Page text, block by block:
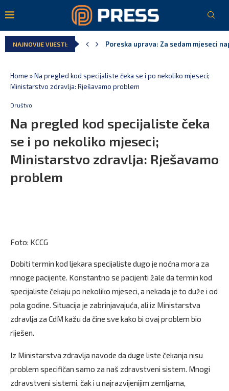
NAJNOVIJE VIJESTI:
Laković: Crna Gora nije dobila
Home »Na pregled kod specijaliste čeka se i po nekoliko mjeseci;
Ministarstvo zdravlja: Rješavamo problem
Društvo
Na pregled kod specijaliste čeka
se i po nekoliko mjeseci;
Ministarstvo zdravlja: Rješavamo
problem
Foto: KCCG
Dobiti termin kod ljekara specijaliste dugo je noćna mora za
mnoge pacijente. Konstantno se pacijenti žale da termin kod
specijaliste čekaju po nekoliko mjeseci, a nekada je to duže i od
pola godine. Situacija je zabrinjavajuća, ali iz Ministarstva
zdravlja za CdM kažu da čine sve kako bi ovaj problem bio
riješen.
Iz Ministarstva zdravlja navode da duge liste čekanja nisu
problem specifičan samo za naš zdravstveni sistem. Mnogi
zdravstveni sistemi, čak i u najrazvijenijim zemljama,